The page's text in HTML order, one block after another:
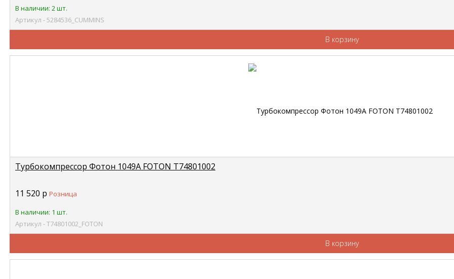
В наличии: 2 шт.
Артикул - 5284536_CUMMINS
В корзину
Турбокомпрессор Фотон 1049А FOTON Т74801002
11 520 р Розница
В наличии: 1 шт.
Артикул - Т74801002_FOTON
В корзину